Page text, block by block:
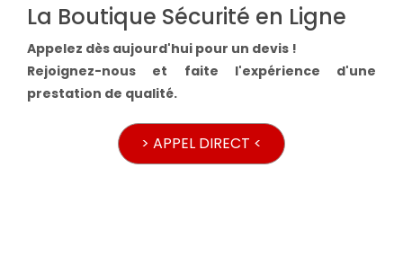
La Boutique Sécurité en Ligne
Appelez dès aujourd'hui pour un devis !
Rejoignez-nous et faite l'expérience d'une
prestation de qualité.
> APPEL DIRECT <